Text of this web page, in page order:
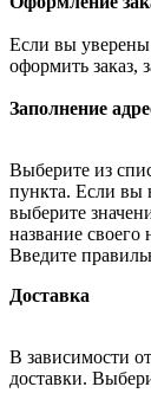
Если вы уверены
оформить заказ,
Заполнение
Выберите из
пункта. Если вы
выберите
название своего
Введите
Доставка
В зависимости
доставки.